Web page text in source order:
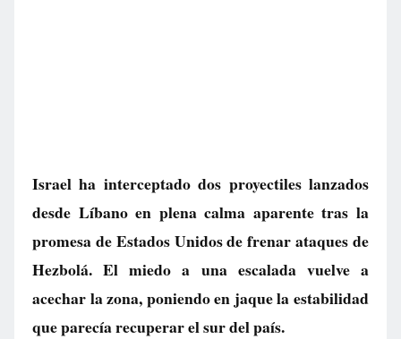
Israel ha interceptado dos proyectiles lanzados
desde Líbano en plena calma aparente tras la
promesa de Estados Unidos de frenar ataques de
Hezbolá. El miedo a una escalada vuelve a
acechar la zona, poniendo en jaque la estabilidad
que parecía recuperar el sur del país.